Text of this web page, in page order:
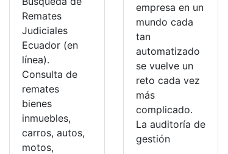
Remates
Judiciales
Ecuador (en
línea).
Consulta de
remates
bienes
inmuebles,
carros, autos,
motos,
empresa en un
mundo cada
tan
automatizado
se vuelve un
reto cada vez
más
complicado.
La auditoría de
gestión